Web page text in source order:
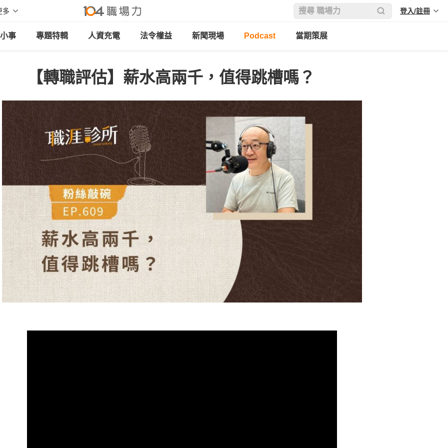
多 登入/註冊
事 專題特輯 人資充電 法令權益 新聞現場 Podcast 當期策展
【轉職評估】薪水高兩千，值得跳槽嗎？